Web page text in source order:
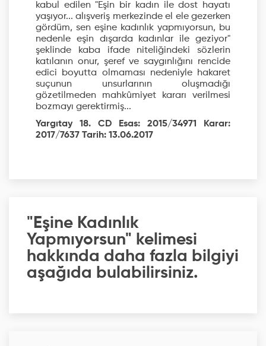
kabul edilen "Eşin bir kadın ile dost hayatı
yaşıyor... alışveriş merkezinde el ele gezerken
gördüm, sen eşine kadınlık yapmıyorsun, bu
nedenle eşin dışarda kadınlar ile geziyor"
şeklinde kaba ifade niteliğindeki sözlerin
katılanın onur, şeref ve saygınlığını rencide
edici boyutta olmaması nedeniyle hakaret
suçunun unsurlarının oluşmadığı
gözetilmeden mahkûmiyet kararı verilmesi
bozmayı gerektirmiş...
Yargıtay 18. CD Esas: 2015/34971 Karar:
2017/7637 Tarih: 13.06.2017
"Eşine Kadınlık
Yapmıyorsun" kelimesi
hakkında daha fazla bilgiyi
aşağıda bulabilirsiniz.